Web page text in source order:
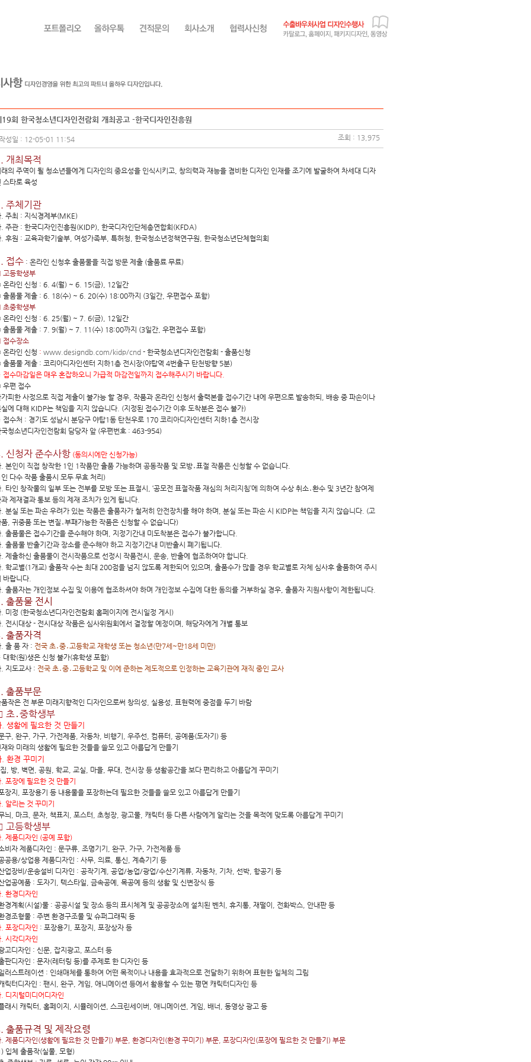
19회 한국청소년디자인전람회 개최공고 -한국디자인진흥원
작성일 : 12-05-01 11:54 조회 : 13,975
개최목적
래의 주역이 될 청소년들에게 디자인의 중요성을 인식시키고, 창의력과 재능을 겸비한 디자인 인재를 조기에 발굴하여 차세대 디자
스타로 육성
주체기관
. 주최 : 지식경제부(MKE)
. 주관 : 한국디자인진흥원(KIDP), 한국디자인단체총연합회(KFDA)
. 후원 : 교육과학기술부, 여성가족부, 특허청, 한국청소년정책연구원, 한국청소년단체협의회
접수: 온라인 신청후 출품물을 직접 방문 제출 (출품료 무료)
등학생부
라인 신청 : 6. 4(월) ~ 6. 15(금), 12일간
품물 제출 : 6. 18(수) ~ 6. 20(수) 18:00까지 (3일간, 우편접수 포함)
중학생부
라인 신청 : 6. 25(월) ~ 7. 6(금), 12일간
품물 제출 : 7. 9(월) ~ 7. 11(수) 18:00까지 (3일간, 우편접수 포함)
수장소
라인 신청 : www.designdb.com/kidp/cnd - 한국청소년디자인전람회 - 출품신청
품물 제출 : 코리아디자인센터 지하1층 전시장(야탑역 4번출구 탄천방향 5분)
접수마감일은 매우 혼잡하오니 가급적 마감전일까지 접수해주시기 바랍니다.
편 접수
피한 사정으로 직접 제출이 불가능 할 경우, 작품과 온라인 신청서 출력본을 접수기간 내에 우편으로 발송하되, 배송 중 파손이나
에 대해 KIDP는 책임을 지지 않습니다. (지정된 접수기간 이후 도착분은 접수 불가)
접수처 : 경기도 성남시 분당구 야탑1동 탄천우로 170 코리아디자인센터 지하1층 전시장
국청소년디자인전람회 담당자 앞 (우편번호 : 463-954)
신청자 준수사항 (동의시에만 신청가능)
본인이 직접 창작한 1인 1작품만 출품 가능하며 공동작품 및 모방․표절 작품은 신청할 수 없습니다.
다수 작품 출품시 모두 무효 처리)
. 타인 창작물의 일부 또는 전부를 모방 또는 표절시, ‘공모전 표절작품 재심의 처리지침’에 의하여 수상 취소․환수 및 3년간 참여제
제재결과 통보 등의 제재 조치가 있게 됩니다.
. 분실 또는 파손 우려가 있는 작품은 출품자가 철저히 안전장치를 해야 하며, 분실 또는 파손 시 KIDP는 책임을 지지 않습니다. (고
, 귀중품 또는 변질․부패가능한 작품은 신청할 수 없습니다)
. 출품물은 접수기간을 준수해야 하며, 지정기간내 미도착분은 접수가 불가합니다.
. 출품물 반출기간과 장소를 준수해야 하고 지정기간내 미반출시 폐기됩니다.
. 제출하신 출품물이 전시작품으로 선정시 작품전시, 운송, 반출에 협조하여야 합니다.
학교별(1개교) 출품작 수는 최대 200점을 넘지 않도록 제한되어 있으며, 출품수가 많을 경우 학교별로 자체 심사후 출품하여 주시
바랍니다.
. 출품자는 개인정보 수집 및 이용에 협조하셔야 하며 개인정보 수집에 대한 동의를 거부하실 경우, 출품자 지원사항이 제한됩니다.
출품물 전시
미정 (한국청소년디자인전람회 홈페이지에 전시일정 게시)
. 전시대상 - 전시대상 작품은 심사위원회에서 결정할 예정이며, 해당자에게 개별 통보
출품자격
. 출 품 자 : 전국 초․중․고등학교 재학생 또는 청소년(만7세~만18세 미만)
대학(원)생은 신청 불가(휴학생 포함)
. 지도교사 : 전국 초․중․고등학교 및 이에 준하는 제도적으로 인정하는 교육기관에 재직 중인 교사
출품부문
작은 전 부문 미래지향적인 디자인으로써 창의성, 실용성, 표현력에 중점을 두기 바람
초․중학생부
. 생활에 필요한 것 만들기
구, 완구, 가구, 가전제품, 자동차, 비행기, 우주선, 컴퓨터, 공예품(도자기) 등
와 미래의 생활에 필요한 것들을 쓸모 있고 아름답게 만들기
. 환경 꾸미기
집, 방, 벽면, 공원, 학교, 교실, 마을, 무대, 전시장 등 생활공간을 보다 편리하고 아름답게 꾸미기
. 포장에 필요한 것 만들기
장지, 포장용기 등 내용물을 포장하는데 필요한 것들을 쓸모 있고 아름답게 만들기
. 알리는 것 꾸미기
늬, 마크, 문자, 책표지, 포스터, 초청장, 광고물, 캐릭터 등 다른 사람에게 알리는 것을 목적에 맞도록 아름답게 꾸미기
고등학생부
. 제품디자인 (공예 포함)
비자 제품디자인 : 문구류, 조명기기, 완구, 가구, 가전제품 등
공용/상업용 제품디자인 : 사무, 의료, 통신, 계측기기 등
업장비/운송설비 디자인 : 공작기계, 공업/농업/광업/수산기계류, 자동차, 기차, 선박, 항공기 등
업공예품 : 도자기, 텍스타일, 금속공예, 목공예 등의 생활 및 신변장식 등
. 환경디자인
경계획(시설)물 : 공공시설 및 장소 등의 표시체계 및 공공장소에 설치된 벤치, 휴지통, 재떨이, 전화박스, 안내판 등
경조형물 : 주변 환경구조물 및 슈퍼그래픽 등
. 포장디자인 : 포장용기, 포장지, 포장상자 등
. 시각디자인
고디자인 : 신문, 잡지광고, 포스터 등
판디자인 : 문자(레터링 등)를 주제로 한 디자인 등
러스트레이션 : 인쇄매체를 통하여 어떤 목적이나 내용을 효과적으로 전달하기 위하여 표현한 일체의 그림
릭터디자인 : 팬시, 완구, 게임, 애니메이션 등에서 활용할 수 있는 평면 캐릭터디자인 등
. 디지털미디어디자인
래시 캐릭터, 홈페이지, 시뮬레이션, 스크린세이버, 애니메이션, 게임, 배너, 동영상 광고 등
출품규격 및 제작요령
제품디자인(생활에 필요한 것 만들기) 부문, 환경디자인(환경 꾸미기) 부문, 포장디자인(포장에 필요한 것 만들기) 부문
입체 출품작(실물, 모형)